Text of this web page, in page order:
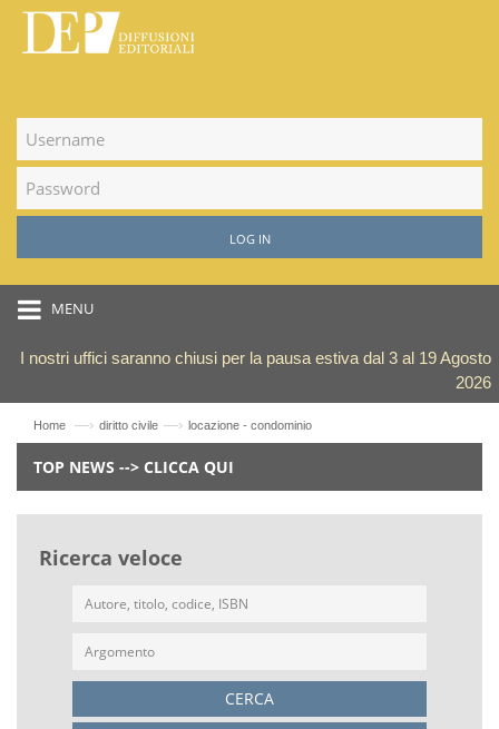
LOG IN
MENU
I nostri uffici saranno chiusi per la pausa estiva dal 3 al 19 Agosto
2026
Home —› diritto civile —› locazione - condominio
TOP NEWS --> CLICCA QUI
Ricerca veloce
CERCA